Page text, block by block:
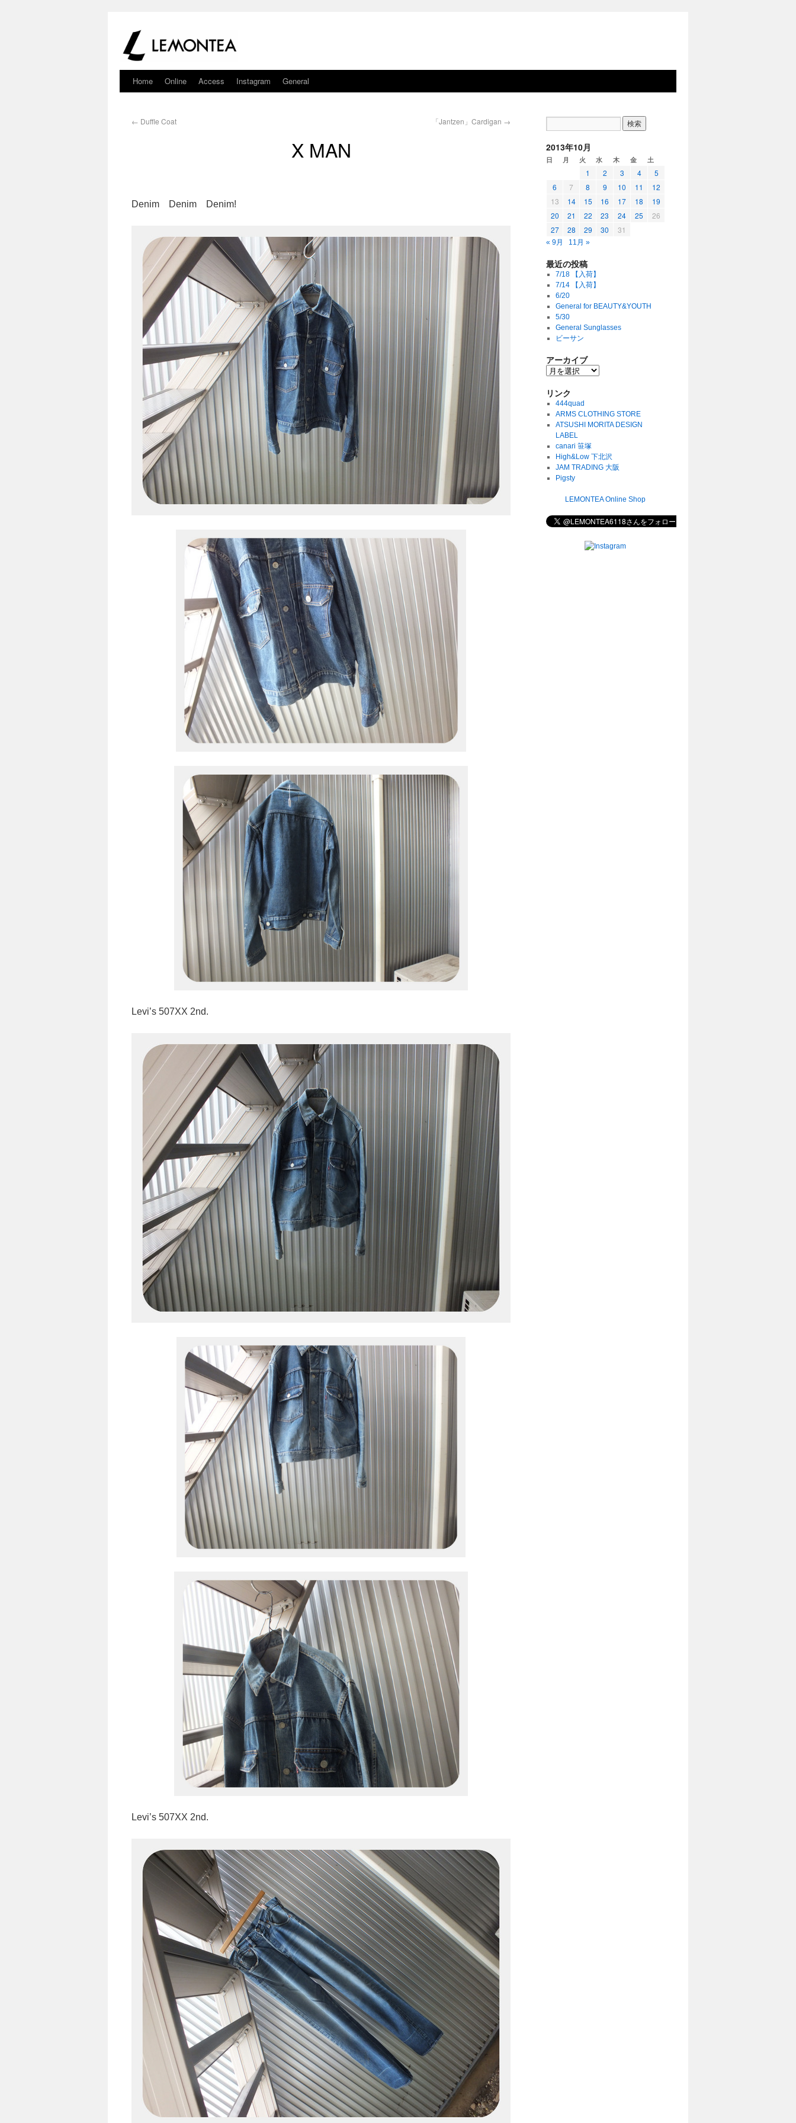
Home Online Access Instagram General
← Duffle Coat 「Jantzen」Cardigan →
X MAN
Denim Denim Denim!
Levi’s 507XX 2nd.
Levi’s 507XX 2nd.
2013年10月
日 月 火 水 木 金 土
1 2 3 4
5
6
7 8 9 10 11
12
13
14 15 16 17 18
19
20
21 22 23 24 25
26
27
28 29 30 31
« 9月 11月 »
最近の投稿
7/18 【入荷】
7/14 【入荷】
6/20
General for BEAUTY&YOUTH
5/30
General Sunglasses
ビーサン
アーカイブ
リンク
444quad
ARMS CLOTHING STORE
ATSUSHI MORITA DESIGN
LABEL
canari 笹塚
High&Low 下北沢
JAM TRADING 大阪
Pigsty
LEMONTEA Online Shop